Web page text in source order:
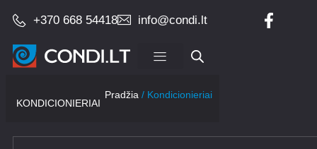
+370 668 54418 info@condi.lt
Pradžia / Kondicionieriai
KONDICIONIERIAI